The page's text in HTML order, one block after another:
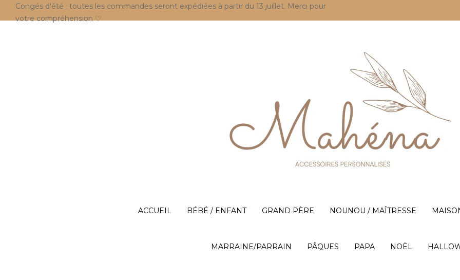
Congés d'été : toutes les commandes seront expédiées à partir du 13 juillet. Merci pour
votre compréhension ♡
ACCUEIL BÉBÉ / ENFANT GRAND PÈRE NOUNOU / MAÎTRESSE
MARRAINE/PARRAIN PÂQUES PAPA NOËL